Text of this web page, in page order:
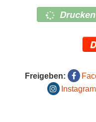
Drucken
Freigeben: